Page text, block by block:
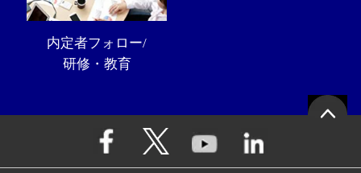
内定者フォロー/
研修・教育